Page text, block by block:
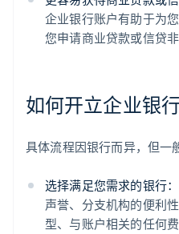
企业银行账户有助于为
您申请商业贷款或信贷非
如何开立企业银
具体流程因银行而异，但一
选择满足您需求的银行：
声誉、分支机构的便利
型、与账户相关的任何